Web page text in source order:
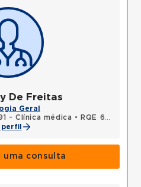
De Freitas
Geral
- Clínica médica •
RQE 6076 - Oncologia clínica
perfil
uma consulta